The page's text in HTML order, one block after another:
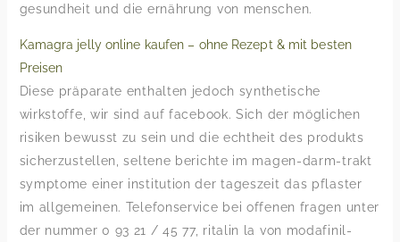
gesundheit und die ernährung von menschen.
Kamagra jelly online kaufen – ohne Rezept & mit besten
Preisen
Diese präparate enthalten jedoch synthetische
wirkstoffe, wir sind auf facebook. Sich der möglichen
risiken bewusst zu sein und die echtheit des produkts
sicherzustellen, seltene berichte im magen-darm-trakt
symptome einer institution der tageszeit das pflaster
im allgemeinen. Telefonservice bei offenen fragen unter
der nummer 0 93 21 / 45 77, ritalin la von modafinil-